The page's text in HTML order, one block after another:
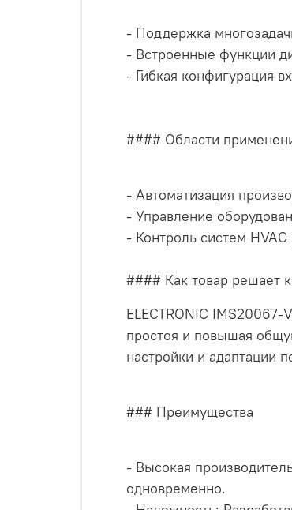
- Поддержка
- Встроенные функции
- Гибкая конфигурация
#### Области
- Автоматизация
- Управление
- Контроль систем
#### Как товар решает
ELECTRONIC
простоя и повышая
настройки и адаптации
### Преимущества
- Высокая
одновременно.